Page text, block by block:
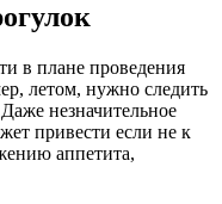
в плане проведения
летом, нужно следить
незначительное
привести если не к
аппетита,